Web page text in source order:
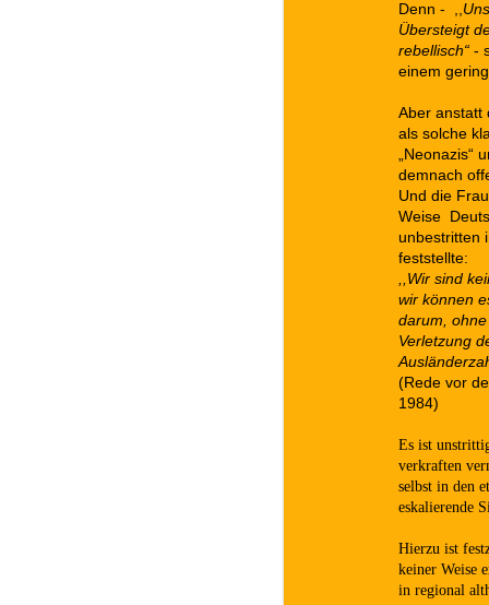
Denn - ,,
Übersteigt
rebellisch“ -
einem
Aber anstatt
als solche
„Neonazis“
demnach
Und die
Weise
unbestritten
feststellte:
,,Wir sind
wir können
darum,
Verletzung
(Rede vor
1984)
Es ist
verkraften
selbst in den
eskalierende
Hierzu ist
keiner Weise
in regional